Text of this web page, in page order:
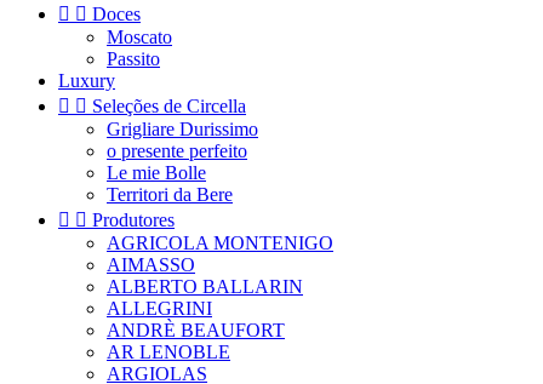
  Doces
Moscato
Passito
Luxury
  Seleções de Circella
Grigliare Durissimo
o presente perfeito
Le mie Bolle
Territori da Bere
  Produtores
AGRICOLA MONTENIGO
AIMASSO
ALBERTO BALLARIN
ALLEGRINI
ANDRÈ BEAUFORT
AR LENOBLE
ARGIOLAS